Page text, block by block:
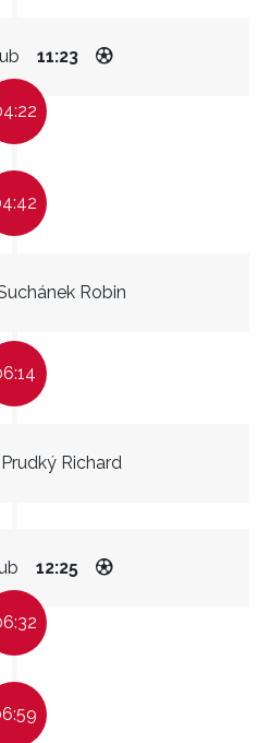
11:23
Robin
Prudký Richard
12:25